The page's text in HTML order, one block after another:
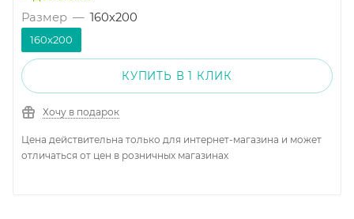
Размер — 160х200
160х200
КУПИТЬ В 1 КЛИК
Хочу в подарок
Цена действительна только для интернет-магазина и может
отличаться от цен в розничных магазинах